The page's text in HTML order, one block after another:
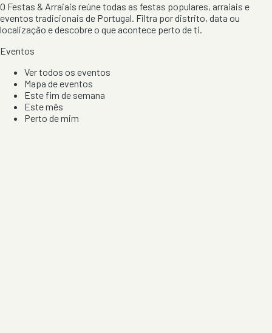
O Festas & Arraiais reúne todas as festas populares, arraiais e
eventos tradicionais de Portugal. Filtra por distrito, data ou
localização e descobre o que acontece perto de ti.
Eventos
Ver todos os eventos
Mapa de eventos
Este fim de semana
Este mês
Perto de mim